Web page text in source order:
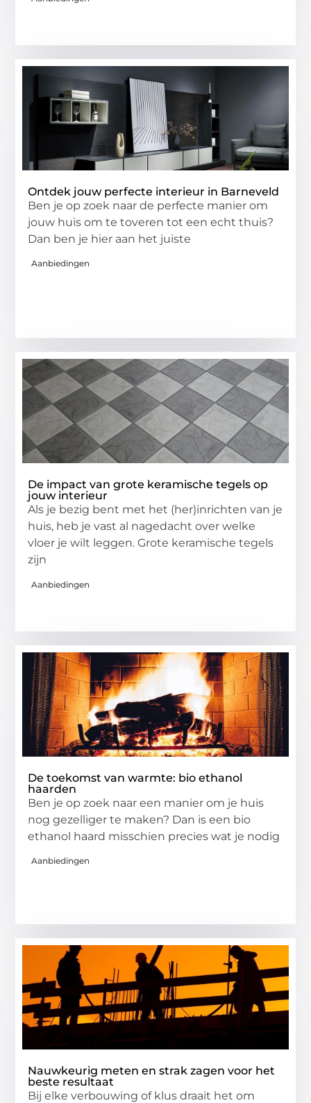
Ontdek jouw perfecte interieur in Barneveld
Ben je op zoek naar de perfecte manier om
jouw huis om te toveren tot een echt thuis?
Dan ben je hier aan het juiste
Aanbiedingen
De impact van grote keramische tegels op
jouw interieur
Als je bezig bent met het (her)inrichten van je
huis, heb je vast al nagedacht over welke
vloer je wilt leggen. Grote keramische tegels
zijn
Aanbiedingen
De toekomst van warmte: bio ethanol
haarden
Ben je op zoek naar een manier om je huis
nog gezelliger te maken? Dan is een bio
ethanol haard misschien precies wat je nodig
Aanbiedingen
Nauwkeurig meten en strak zagen voor het
beste resultaat
Bij elke verbouwing of klus draait het om